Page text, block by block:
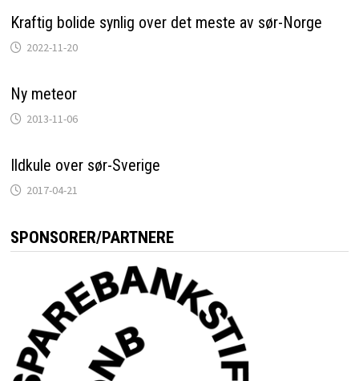
Kraftig bolide synlig over det meste av sør-Norge
2022-11-20
Ny meteor
2013-11-06
Ildkule over sør-Sverige
2017-04-21
SPONSORER/PARTNERE